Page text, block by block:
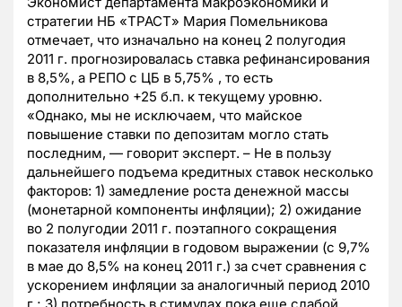
стратегии НБ «ТРАСТ» Мария Помельникова
отмечает, что изначально на конец 2 полугодия
2011 г. прогнозировалась ставка рефинансирования
в 8,5%, а РЕПО с ЦБ в 5,75% , то есть
дополнительно +25 б.п. к текущему уровню.
«Однако, мы не исключаем, что майское
повышение ставки по депозитам могло стать
последним, — говорит эксперт. – Не в пользу
дальнейшего подъема кредитных ставок несколько
факторов: 1) замедление роста денежной массы
(монетарной компоненты инфляции); 2) ожидание
во 2 полугодии 2011 г. поэтапного сокращения
показателя инфляции в годовом выражении (с 9,7%
в мае до 8,5% на конец 2011 г.) за счет сравнения с
ускорением инфляции за аналогичный период 2010